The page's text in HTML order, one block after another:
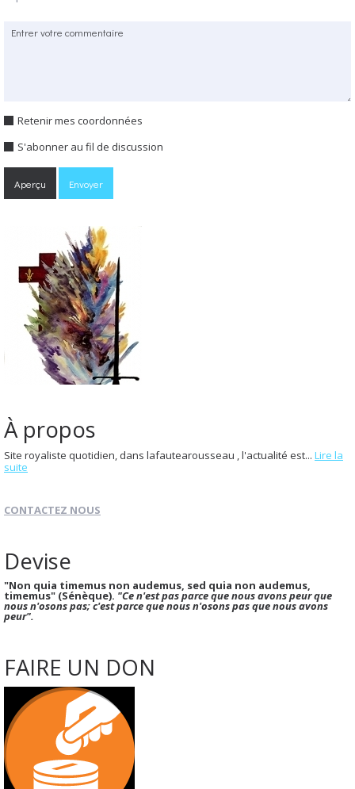
Retenir mes coordonnées
S'abonner au fil de discussion
À propos
Site royaliste quotidien, dans lafautearousseau , l'actualité est... Lire la
suite
CONTACTEZ NOUS
Devise
"Non quia timemus non audemus, sed quia non audemus,
timemus" (Sénèque). "Ce n'est pas parce que nous avons peur que
nous n'osons pas; c'est parce que nous n'osons pas que nous avons
peur".
FAIRE UN DON